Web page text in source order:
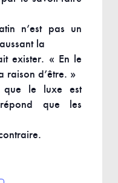
n’est pas un
la
exister. « En le
raison d’être. »
que le luxe est
que les